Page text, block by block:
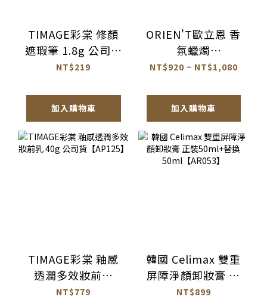
TIMAGE彩棠 修顏
遮瑕筆 1.8g 公司貨
【AP123】
NT$219
加入購物車
ORIEN'T歐立恩 香
氛蠟燭
220g【BA029】
NT$920 ~ NT$1,080
加入購物車
TIMAGE彩棠 釉感
透潤多效妝前乳
40g 公司貨
NT$779
韓國 Celimax 雙重
屏障淨顏卸妝膏 正
裝50ml+替換
NT$899